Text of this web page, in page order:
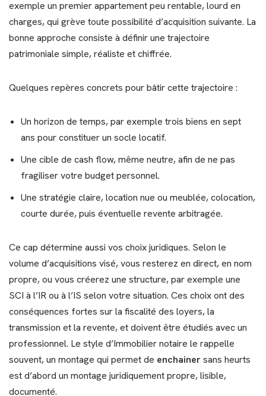
exemple un premier appartement peu rentable, lourd en
charges, qui grève toute possibilité d’acquisition suivante. La
bonne approche consiste à définir une trajectoire
patrimoniale simple, réaliste et chiffrée.
Quelques repères concrets pour bâtir cette trajectoire :
Un horizon de temps, par exemple trois biens en sept
ans pour constituer un socle locatif.
Une cible de cash flow, même neutre, afin de ne pas
fragiliser votre budget personnel.
Une stratégie claire, location nue ou meublée, colocation,
courte durée, puis éventuelle revente arbitragée.
Ce cap détermine aussi vos choix juridiques. Selon le
volume d’acquisitions visé, vous resterez en direct, en nom
propre, ou vous créerez une structure, par exemple une
SCI à l’IR ou à l’IS selon votre situation. Ces choix ont des
conséquences fortes sur la fiscalité des loyers, la
transmission et la revente, et doivent être étudiés avec un
professionnel. Le style d’Immobilier notaire le rappelle
souvent, un montage qui permet de enchainersans heurts
est d’abord un montage juridiquement propre, lisible,
documenté.